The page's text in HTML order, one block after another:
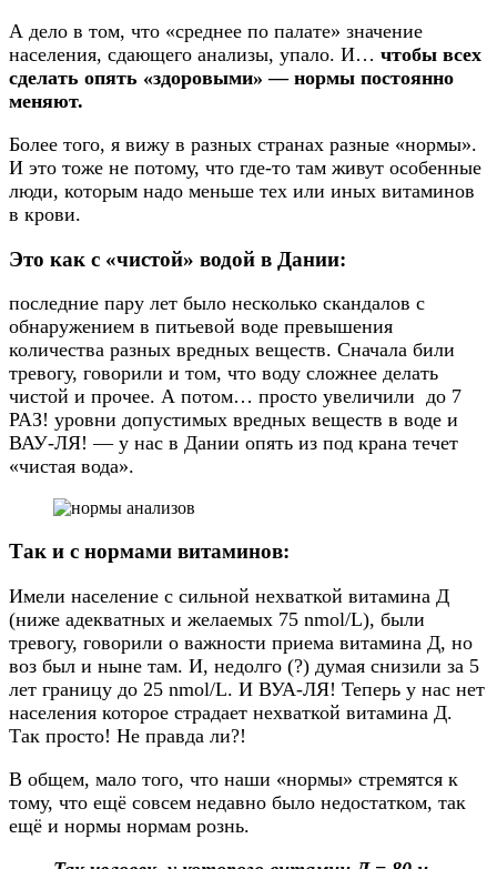
А дело в том, что «среднее по палате» значение
населения, сдающего анализы, упало. И… чтобы всех
сделать опять «здоровыми» — нормы постоянно
меняют.
Более того, я вижу в разных странах разные «нормы».
И это тоже не потому, что где-то там живут особенные
люди, которым надо меньше тех или иных витаминов
в крови.
Это как с «чистой» водой в Дании:
последние пару лет было несколько скандалов с
обнаружением в питьевой воде превышения
количества разных вредных веществ. Сначала били
тревогу, говорили и том, что воду сложнее делать
чистой и прочее. А потом… просто увеличили до 7
РАЗ! уровни допустимых вредных веществ в воде и
ВАУ-ЛЯ! — у нас в Дании опять из под крана течет
«чистая вода».
Так и с нормами витаминов:
Имели население с сильной нехваткой витамина Д
(ниже адекватных и желаемых 75 nmol/L), были
тревогу, говорили о важности приема витамина Д, но
воз был и ныне там. И, недолго (?) думая снизили за 5
лет границу до 25 nmol/L. И ВУА-ЛЯ! Теперь у нас нет
населения которое страдает нехваткой витамина Д.
Так просто! Не правда ли?!
В общем, мало того, что наши «нормы» стремятся к
тому, что ещё совсем недавно было недостатком, так
ещё и нормы нормам рознь.